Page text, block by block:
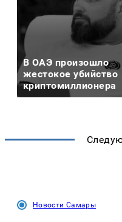
В ОАЭ произошло
жестокое убийство
криптомиллионера
Новости Самары